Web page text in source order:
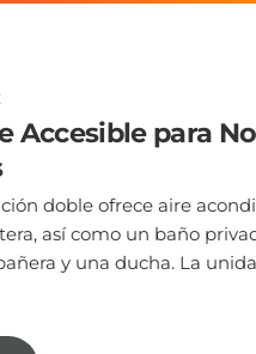
Accesible para No
doble ofrece aire
así como un baño
y una ducha. La